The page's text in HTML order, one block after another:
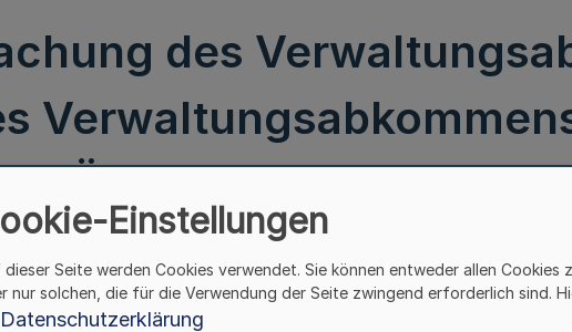
des
Übertragung von
Institut für
Einstellungen
Seite werden Cookies verwendet. Sie können entweder allen Cookies
nur solchen, die für die Verwendung der Seite zwingend erforderlich sind.
Datenschutzerklärung